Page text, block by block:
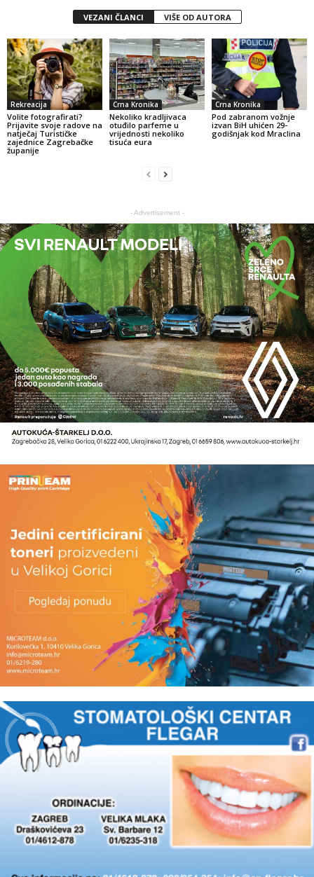
VEZANI ČLANCI VIŠE OD AUTORA
Rekreacija
Volite fotografirati?
Prijavite svoje radove na
natječaj Turističke
zajednice Zagrebačke
županije
Crna Kronika
Nekoliko kradljivaca
otuđilo parfeme u
vrijednosti nekoliko
tisuća eura
Crna Kronika
Pod zabranom vožnje
izvan BiH uhićen 29-
godišnjak kod Mraclina
- Advertisement -